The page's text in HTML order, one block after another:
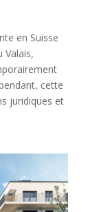
en Suisse
Valais,
cette
juridiques et